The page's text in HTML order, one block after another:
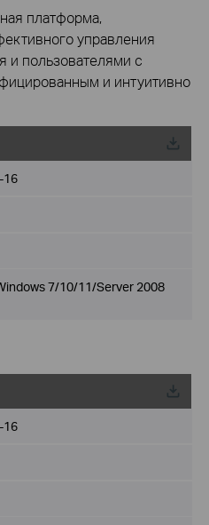
платформа,
управления
и пользователями с
и интуитивно
16
7/10/11/Server 2008
16